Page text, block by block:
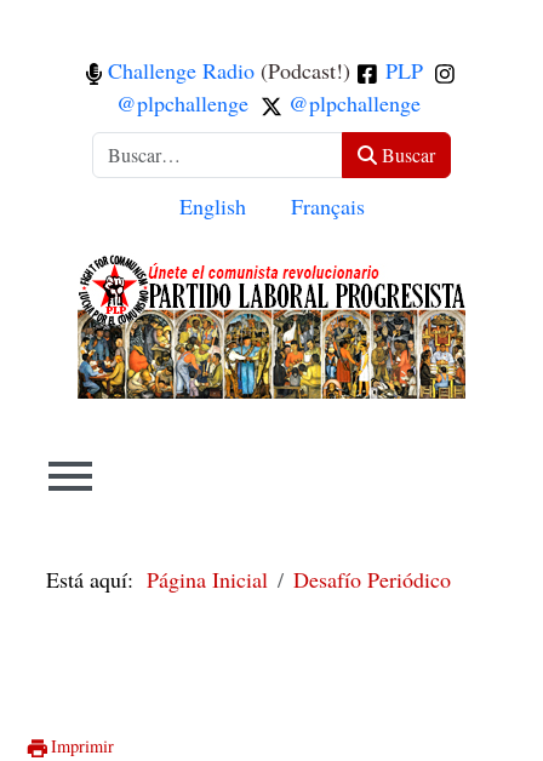
Challenge Radio (Podcast!)
PLP
@plpchallenge
@plpchallenge
Buscar Buscar
Seleccione su idioma
English Français
Está aquí:Página Inicial Desafío Periódico
Imprimir